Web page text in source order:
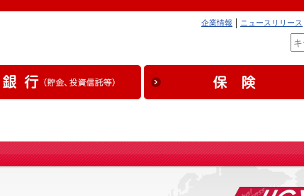
ニュースリリース
企業情報